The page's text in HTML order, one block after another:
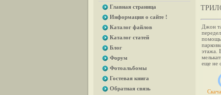
Главная страница
Информация о сайте !
Каталог файлов
Каталог статей
Блог
Форум
Фотоальбомы
Гостевая книга
Обратная связь
Джон
этажа.
еще не